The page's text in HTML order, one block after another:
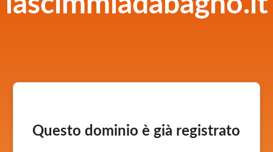
Questo dominio è già registrato